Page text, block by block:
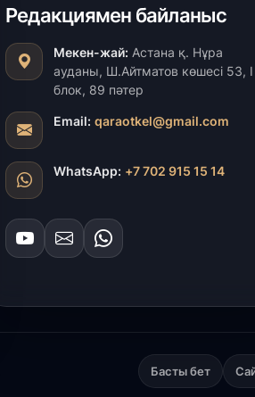
Редакциямен байланыс
Мекен-жай: Астана қ. Нұра
ауданы, Ш.Айтматов көшесі 53, І
блок, 89 пәтер
Email: qaraotkel@gmail.com
WhatsApp: +7 702 915 15 14
Басты бет